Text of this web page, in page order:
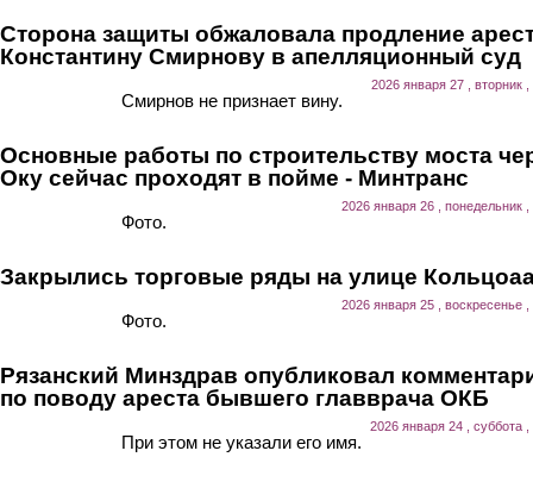
Сторона защиты обжаловала продление
Константину Смирнову в апелляционный суд
2026 января 27 , вторник ,
Смирнов не признает вину.
Основные работы по строительству моста
Оку сейчас проходят в пойме - Минтранс
2026 января 26 , понедельник ,
Фото.
Закрылись торговые ряды на улице
2026 января 25 , воскресенье ,
Фото.
Рязанский Минздрав опубликовал
по поводу ареста бывшего главврача ОКБ
2026 января 24 , суббота ,
При этом не указали его имя.